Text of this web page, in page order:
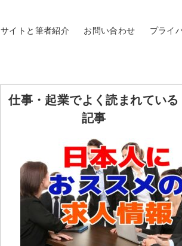
サイトと筆者紹介 お問い合わせ プライ
仕事・起業でよく読まれている
記事